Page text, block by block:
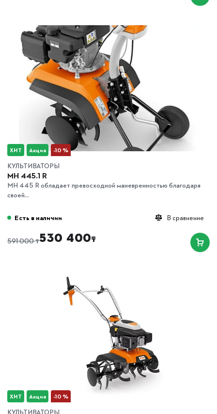
ХИТ Акция -10 %
КУЛЬТИВАТОРЫ
MH 445.1 R
MH 445 R обладает превосходной маневренностью благодаря
своей...
В сравнение
Есть в наличии
591 000₸530 400₸
ХИТ Акция -10 %
КУЛЬТИВАТОРЫ